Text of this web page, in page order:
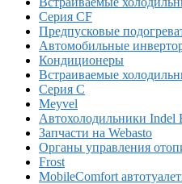
Серия CF
Предпусковые
Автомобильные
Кондиционеры
Встраиваемые
Серия C
Meyvel
Автохолодильники Indel
Запчасти на Webasto
Органы управления
Frost
MobileComfort